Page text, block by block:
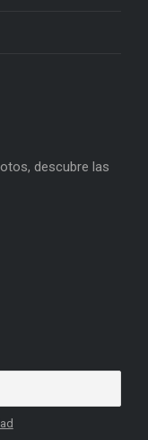
descubre las